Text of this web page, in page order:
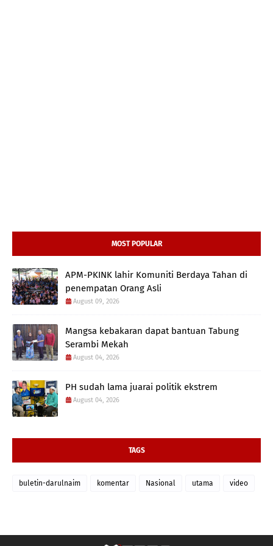
MOST POPULAR
APM-PKINK lahir Komuniti Berdaya Tahan di
penempatan Orang Asli
August 09, 2026
Mangsa kebakaran dapat bantuan Tabung
Serambi Mekah
August 04, 2026
PH sudah lama juarai politik ekstrem
August 04, 2026
TAGS
buletin-darulnaim komentar Nasional utama video